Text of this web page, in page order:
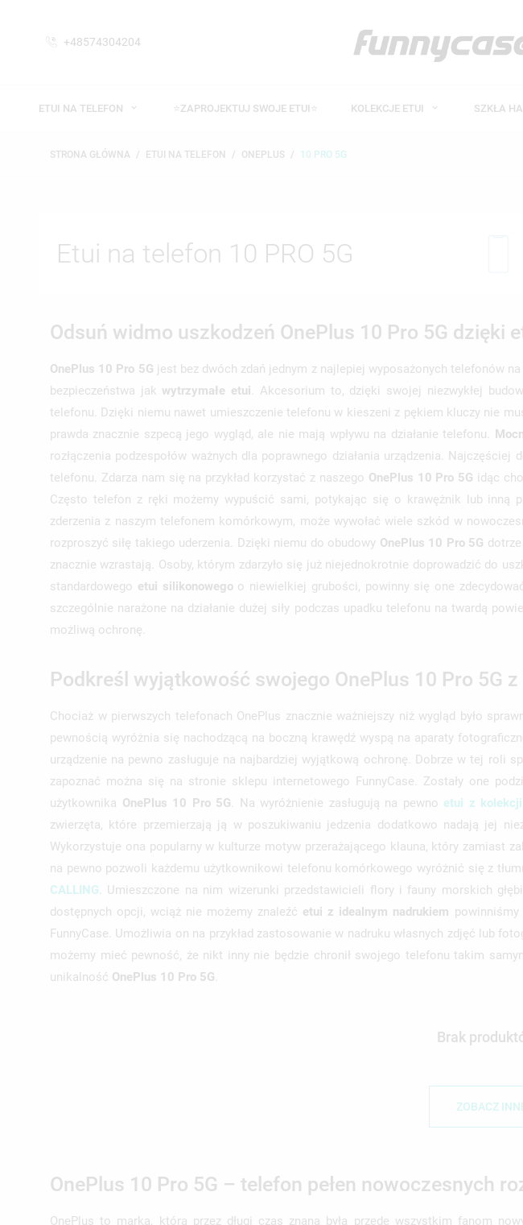
+48574304204
ETUI NA TELEFON ⭐ZAPROJEKTUJ SWOJE ETUI⭐ KOLEKCJE ETUI SZKŁA
STRONA GŁÓWNA ETUI NA TELEFON ONEPLUS 10 PRO 5G
Etui na telefon 10 PRO 5G
Odsuń widmo uszkodzeń OnePlus 10 Pro 5G dzięki
OnePlus 10 Pro 5G jest bez dwóch zdań jednym z najlepiej wyposażonych telefonów
bezpieczeństwa jak wytrzymałe etui . Akcesorium to, dzięki swojej niezwykłej
telefonu. Dzięki niemu nawet umieszczenie telefonu w kieszeni z pękiem kluczy nie
prawda znacznie szpecą jego wygląd, ale nie mają wpływu na działanie telefonu.
rozłączenia podzespołów ważnych dla poprawnego działania urządzenia.
telefonu. Zdarza nam się na przykład korzystać z naszego OnePlus 10 Pro 5G idąc
Często telefon z ręki możemy wypuścić sami, potykając się o krawężnik lub inną
zderzenia z naszym telefonem komórkowym, może wywołać wiele szkód w
rozproszyć siłę takiego uderzenia. Dzięki niemu do obudowy OnePlus 10 Pro 5G
znacznie wzrastają. Osoby, którym zdarzyło się już niejednokrotnie doprowadzić do
standardowego etui silikonowegoo niewielkiej grubości, powinny się one
szczególnie narażone na działanie dużej siły podczas upadku telefonu na twardą
możliwą ochronę.
Podkreśl wyjątkowość swojego OnePlus 10 Pro 5G
Chociaż w pierwszych telefonach OnePlus znacznie ważniejszy niż wygląd było
pewnością wyróżnia się nachodzącą na boczną krawędź wyspą na aparaty
urządzenie na pewno zasługuje na najbardziej wyjątkową ochronę. Dobrze w tej roli
zapoznać można się na stronie sklepu internetowego FunnyCase. Zostały one
użytkownika OnePlus 10 Pro 5G . Na wyróżnienie zasługują na pewno etui z kolekcji
zwierzęta, które przemierzają ją w poszukiwaniu jedzenia dodatkowo nadają jej
Wykorzystuje ona popularny w kulturze motyw przerażającego klauna, który zamiast
na pewno pozwoli każdemu użytkownikowi telefonu komórkowego wyróżnić się z
CALLING . Umieszczone na nim wizerunki przedstawicieli flory i fauny morskich
dostępnych opcji, wciąż nie możemy znaleźć etui z idealnym nadrukiem
FunnyCase. Umożliwia on na przykład zastosowanie w nadruku własnych zdjęć lub
możemy mieć pewność, że nikt inny nie będzie chronił swojego telefonu takim
unikalność OnePlus 10 Pro 5G
Brak
ZOBACZ
OnePlus 10 Pro 5G – telefon pełen nowoczesnych
OnePlus to marka, która przez długi czas znana była przede wszystkim fanom
MOJE LISTY ŻYCZEŃ
((MODALTITLE))
UTWÓRZ LISTĘ
ZALOGUJ SIĘ
ŻYCZEŃ.